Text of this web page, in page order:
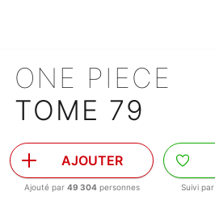
ONE PIECE
TOME 79
AJOUTER
Ajouté par 49 304personnes Suivi par